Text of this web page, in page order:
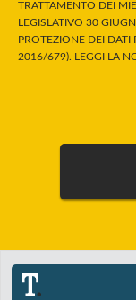
TRATTAMENTO DEI
LEGISLATIVO 30
PROTEZIONE DEI DATI
2016/679). LEGGI LA